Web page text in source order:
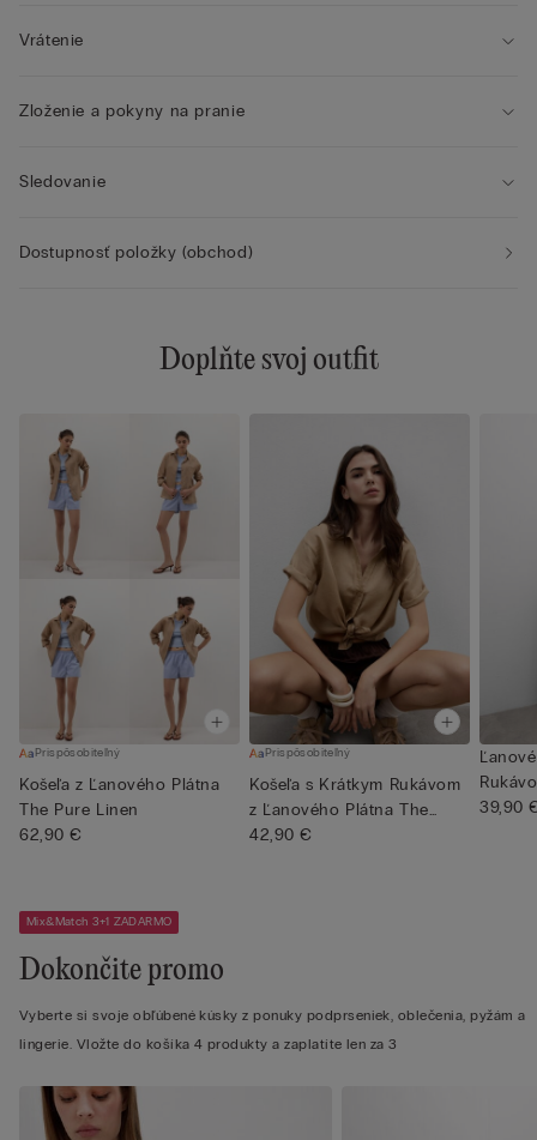
Vrátenie
Zloženie a pokyny na pranie
Sledovanie
Dostupnosť položky (obchod)
Doplňte svoj outfit
Prispôsobiteľný
Košeľa z Ľanového Plátna
The Pure Linen
62,90 €
Prispôsobiteľný
Košeľa s Krátkym Rukávom
z Ľanového Plátna The
Pur...
42,90 €
Tvar...
39,90
Mix&Match 3+1 ZADARMO
Dokončite promo
Vyberte si svoje obľúbené kúsky z ponuky podprseniek, oblečenia, pyžám a
lingerie. Vložte do košíka 4 produkty a zaplatíte len za 3